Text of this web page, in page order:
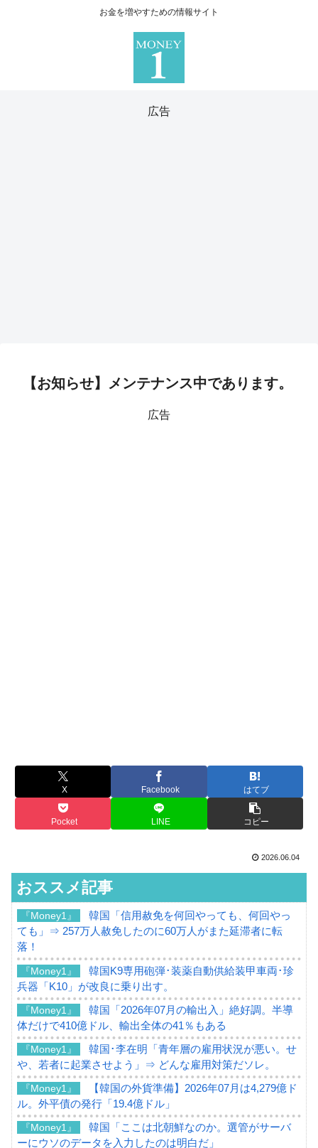
お金を増やすための情報サイト
広告
【お知らせ】メンテナンス中であります。
広告
X Facebook はてブ
Pocket LINE コピー
2026.06.04
おススメ記事
『Money1』
韓国「信用赦免を何回やっても、何回やっ
ても」⇒ 257万人赦免したのに60万人がまた延滞者に転
落！
『Money1』
韓国K9専用砲弾･装薬自動供給装甲車両･珍
兵器「K10」が改良に乗り出す。
『Money1』
韓国「2026年07月の輸出入」絶好調。半導
体だけで410億ドル、輸出全体の41％もある
『Money1』
韓国･李在明「青年層の雇用状況が悪い。せ
や、若者に起業させよう」⇒ どんな雇用対策だソレ。
『Money1』
【韓国の外貨準備】2026年07月は4,279億ド
ル。外平債の発行「19.4億ドル」
『Money1』
韓国「ここは北朝鮮なのか。選管がサーバ
ーにウソのデータを入力したのは明白だ」